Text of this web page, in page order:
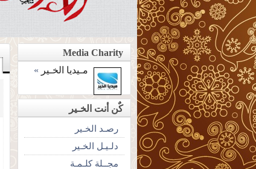
Media Charity
مـيديا الخـير »
كٌن أنت الخـير
رصـد الخـير
دلـيـل الخـير
مجــلة كلـمـة